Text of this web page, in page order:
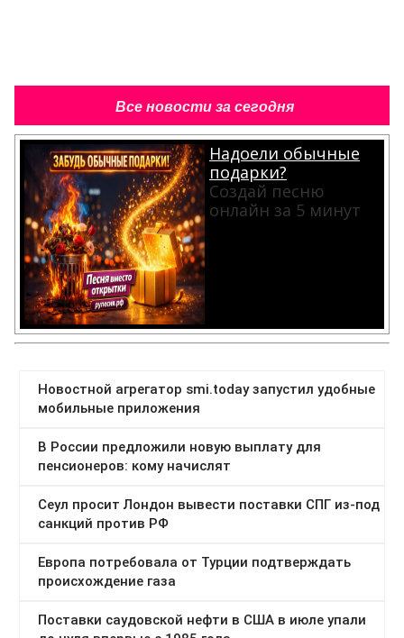
Все новости за сегодня
Надоели обычные
подарки?
Создай песню
онлайн за 5 минут